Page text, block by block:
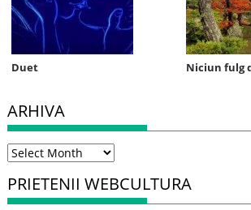
Duet Niciun fulg
ARHIVA
Arhiva
PRIETENII WEBCULTURA